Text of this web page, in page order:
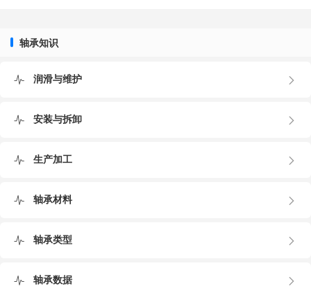
压入安装一般利用压力机，也可利用螺栓与螺母，不得已时
(2) 热套安装
使轴承避免受不必要的外力，在短时间内完成安装作业。
1) 一般加热不要超过100摄氏度。
另外热套安装还可以利用感应加热装置将轴承加热使其膨胀
定期检查或更换零件时，需要拆卸轴承。通常轴和轴承箱几
轴承知识
润滑与维护
安装与拆卸
生产加工
轴承材料
轴承类型
轴承数据